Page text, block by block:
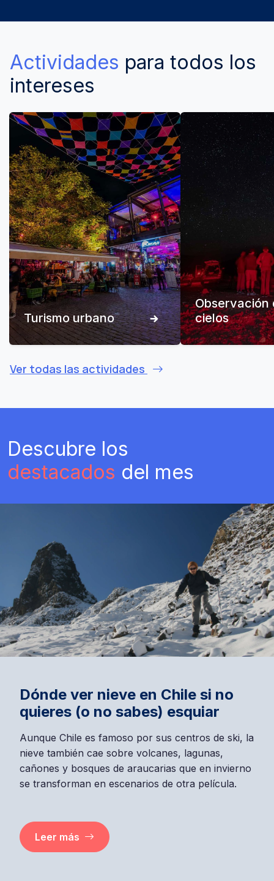
Actividades para todos los
intereses
Turismo urbano
Observación
cielos
Ver todas las actividades
Descubre los
destacados del mes
Dónde ver nieve en Chile si no
quieres (o no sabes) esquiar
Aunque Chile es famoso por sus centros de ski, la
nieve también cae sobre volcanes, lagunas,
cañones y bosques de araucarias que en invierno
se transforman en escenarios de otra película.
Leer más